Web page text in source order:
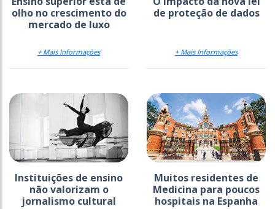
olho no crescimento do
mercado de luxo
+ Mais Informações
de proteção de dados
+ Mais Informações
Instituições de ensino
não valorizam o
jornalismo cultural
Muitos residentes de
Medicina para poucos
hospitais na Espanha